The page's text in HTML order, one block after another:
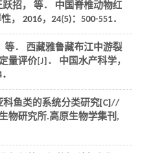
招， 等． 中国脊椎动物红
， 2016， 24(5)：500-551．
等． 西藏雅鲁藏布江中游裂
量评价[J]． 中国水产科学，
科鱼类的系统分类研究[C]//
物研究所.高原生物学集刊,